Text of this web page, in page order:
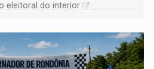
eleitoral do interior